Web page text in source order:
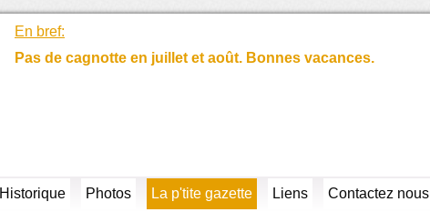
En bref:
Pas de cagnotte en juillet et août. Bonnes vacances.
Historique Photos La p'tite gazette Liens Contactez nous